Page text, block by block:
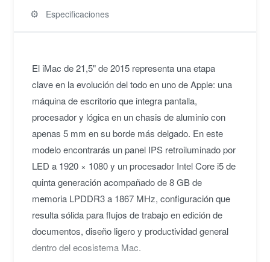
⚙️ Especificaciones
El iMac de 21,5" de 2015 representa una etapa
clave en la evolución del todo en uno de Apple: una
máquina de escritorio que integra pantalla,
procesador y lógica en un chasis de aluminio con
apenas 5 mm en su borde más delgado. En este
modelo encontrarás un panel IPS retroiluminado por
LED a 1920 × 1080 y un procesador Intel Core i5 de
quinta generación acompañado de 8 GB de
memoria LPDDR3 a 1867 MHz, configuración que
resulta sólida para flujos de trabajo en edición de
documentos, diseño ligero y productividad general
dentro del ecosistema Mac.